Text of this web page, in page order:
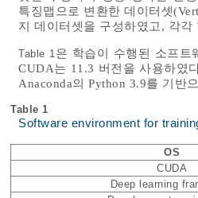
특징맵으로 변환한 데이터셋
지 데이터셋을 구성하였고, 각각
Table 1은 학습이 수행된 소프트
CUDA는 11.3 버전을 사용하였
Anaconda의 Python 3.9를 기반
Table 1
Software environment for
OS
CUDA
Deep learning